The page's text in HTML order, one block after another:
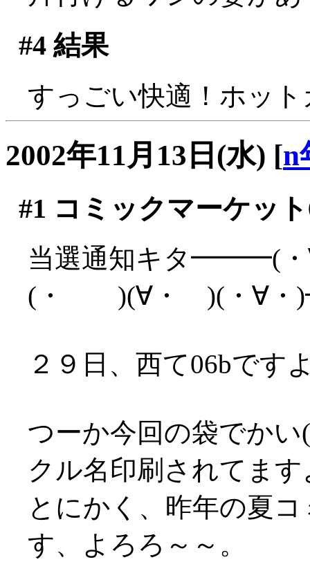
#4結果
すっごい快適！ホッ
2002年11月13日(水) [n
#1 コミックマーケッ
当選通知キタ
(・ )(∀・ )(・∀・
２９日、西て06bです
つーか今回の袋でか
クル名印刷されてます
とにかく、昨年の夏
す、よろろ～～。